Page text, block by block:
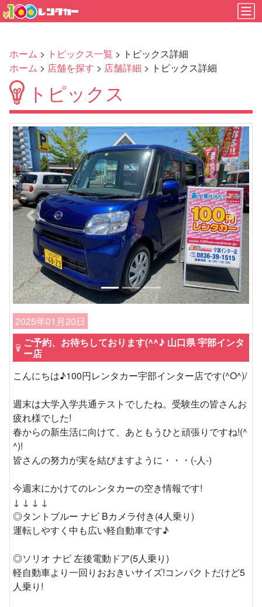
ホーム > トピックス一覧 > トピックス詳細
ホーム > 店舗を探す > 店舗詳細 > トピックス詳細
トピックス
Previous Next
2025年01月20日
ご予約、お待ちしております(^^♪ 山口県 宇部インタ
ー店
こんにちは♪100円レンタカー宇部インター店です(^O^)/
週末は大学入学共通テストでしたね。受験生の皆さんお
疲れ様でした!
春からの新生活に向けて、あともうひと頑張りですね!(^
^)!
皆さんの努力が実を結びますように・・・(-人-)
今週末にかけてのレンタカーの空き情報です!
↓ ↓ ↓ ↓
◎タントブルー ナビ Bカメラ付き(4人乗り)
運転しやすく中も広い軽自動車です♪
◎ソリオ ナビ 左後電動ドア(5人乗り)
軽自動車より一回りおおきいサイズ!コンパクトだけど5
人乗り!